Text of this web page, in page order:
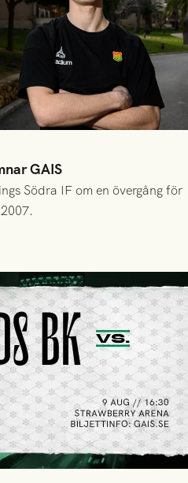
GAIS
Södra IF om en övergång för